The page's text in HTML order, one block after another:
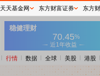
行情 数据 全球 美股 港股
天天基金网 东方财富证券 东方